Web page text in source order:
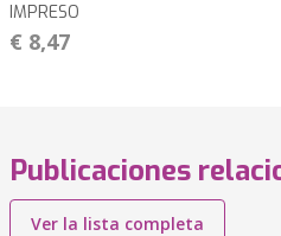
IMPRESO
€ 8,47
Publicaciones
Ver la lista completa